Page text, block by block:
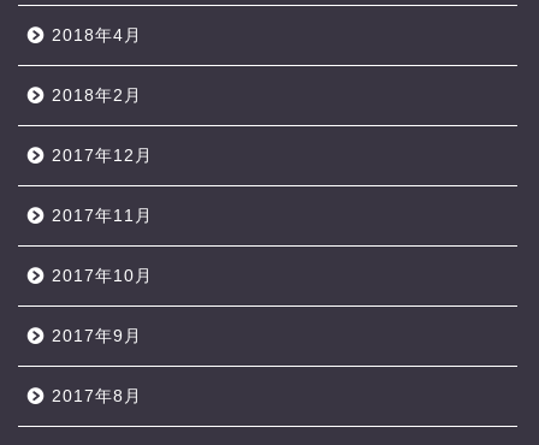
2018年4月
2018年2月
2017年12月
2017年11月
2017年10月
2017年9月
2017年8月